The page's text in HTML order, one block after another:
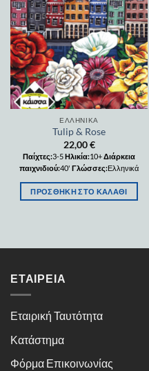
Add to
wishlist
ΕΛΛΗΝΙΚΆ
Tulip & Rose
22,00€
Παίχτες:3-5Ηλικία:10+Διάρκεια
παιχνιδιού:40' Γλώσσες:Ελληνικά
ΠΡΟΣΘΉΚΗ ΣΤΟ ΚΑΛΆΘΙ
ΕΤΑΙΡΕΊΑ
Εταιρική Ταυτότητα
Κατάστημα
Φόρμα Επικοινωνίας